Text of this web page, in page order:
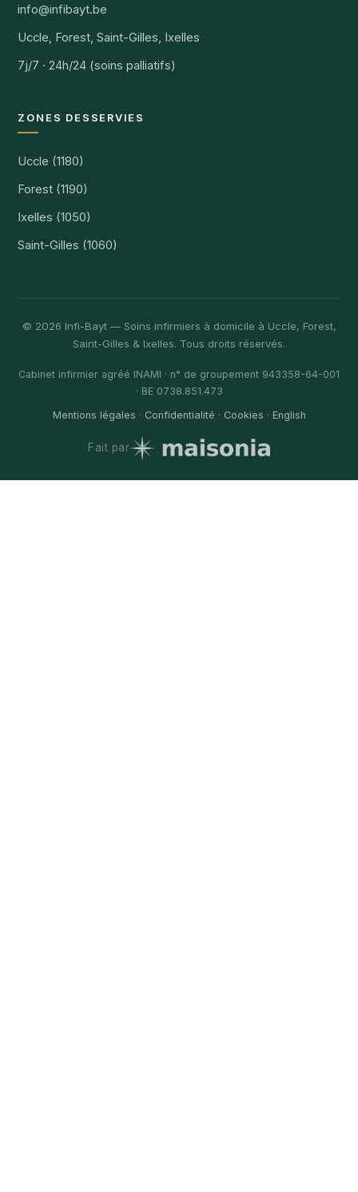
info@infibayt.be
Uccle, Forest, Saint-Gilles, Ixelles
7j/7 · 24h/24 (soins palliatifs)
ZONES DESSERVIES
Uccle (1180)
Forest (1190)
Ixelles (1050)
Saint-Gilles (1060)
© 2026 Infi-Bayt — Soins infirmiers à domicile à Uccle, Forest,
Saint-Gilles & Ixelles. Tous droits réservés.
Cabinet infirmier agréé INAMI · n° de groupement 943358-64-001
· BE 0738.851.473
Mentions légales · Confidentialité · Cookies · English
Fait par